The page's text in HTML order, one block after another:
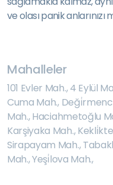
ve olası panik
Mahalleler
101 Evler Mah.,4 Eylül
Cuma Mah.,
Mah.,Haciahmetoğlu
Karşiyaka Mah.,
Sirapayam Mah.,
Mah.,Yeşi̇lova Mah.,